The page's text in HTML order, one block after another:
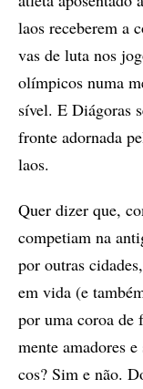
laos re­ce­be­rem a
vas de luta nos
olím­pi­cos numa
sí­vel. E Di­á­go­ras
fron­te ador­na­da
laos.
Quer di­zer que,
com­pe­ti­am na
por ou­tras
em vida (e
por uma co­roa
men­te ama­do­res
cos? Sim e não.